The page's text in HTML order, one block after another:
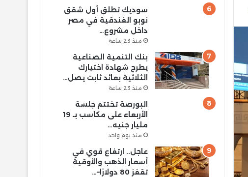
سوديك تطلق أول شقق
نوبو الفندقية في مصر
داخل مشروع…
منذ 23 ساعة
بنك التنمية الصناعية
يطرح شهادة اختيارك
الثلاثية بعائد ثابت يصل…
منذ 23 ساعة
البورصة تختتم جلسة
الأربعاء على مكاسب بـ 19
مليار جنيه…
منذ يوم واحد
عاجل.. ارتفاع قوي في
أسعار الذهب والأوقية
تقفز 80 دولارًا–…